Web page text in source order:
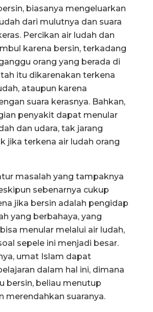
biasanya mengeluarkan
dari mulutnya dan suara
Percikan air ludah dan
karena bersin, terkadang
orang yang berada di
itu dikarenakan terkena
ataupun karena
suara kerasnya. Bahkan,
penyakit dapat menular
dan udara, tak jarang
jika terkena air ludah orang
masalah yang tampaknya
sebenarnya cukup
jika bersin adalah pengidap
yang berbahaya, yang
menular melalui air ludah,
sepele ini menjadi besar.
umat Islam dapat
dalam hal ini, dimana
bersin, beliau menutup
merendahkan suaranya.